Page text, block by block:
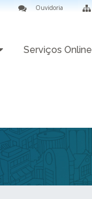
Ouvidoria
Serviços Online